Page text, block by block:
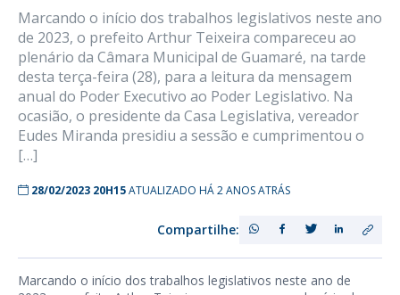
Marcando o início dos trabalhos legislativos neste ano
de 2023, o prefeito Arthur Teixeira compareceu ao
plenário da Câmara Municipal de Guamaré, na tarde
desta terça-feira (28), para a leitura da mensagem
anual do Poder Executivo ao Poder Legislativo. Na
ocasião, o presidente da Casa Legislativa, vereador
Eudes Miranda presidiu a sessão e cumprimentou o
[…]
28/02/2023 20H15ATUALIZADO HÁ 2 ANOS ATRÁS
Compartilhe:
Marcando o início dos trabalhos legislativos neste ano de